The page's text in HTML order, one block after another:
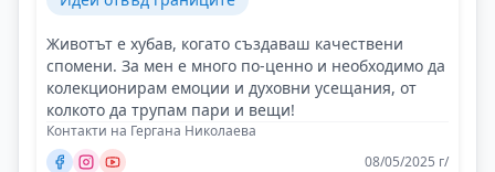
Животът е хубав, когато създаваш качествени
спомени. За мен е много по-ценно и необходимо да
колекционирам емоции и духовни усещания, от
колкото да трупам пари и вещи!
Контакти на Гергана Николаева
08/05/2025 г/